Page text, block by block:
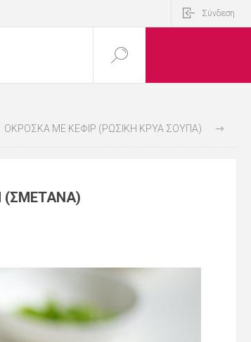
Σύνδεση
ΟΚΡΌΣΚΑ ΜΕ ΚΕΦΊΡ (ΡΩΣΙΚΉ ΚΡΎΑ ΣΟΎΠΑ)
(ΣΜΕΤΆΝΑ)